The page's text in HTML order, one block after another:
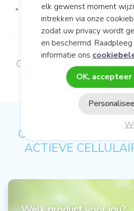
Vormverlies, doffe vacht
GEBRUIKS-/
ONS ADVIES OP
ACTIEVE
elk gewenst moment
intrekken via onze
zodat uw privacy wordt
en beschermd.
informatie ons
OK,